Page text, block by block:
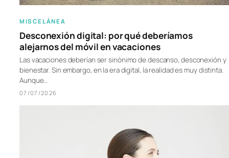
MISCELÁNEA
Desconexión digital: por qué deberíamos
alejarnos del móvil en vacaciones
Las vacaciones deberían ser sinónimo de descanso, desconexión y
bienestar. Sin embargo, en la era digital, la realidad es muy distinta.
Aunque…
07/07/2026